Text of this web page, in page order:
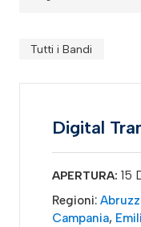
Tutti i Bandi
Digital
APERTURA: 15
Regioni:
Campania,